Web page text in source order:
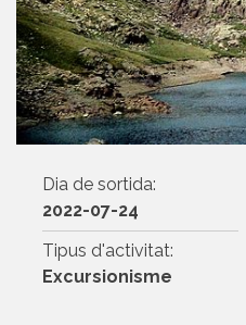
Dia de sortida:
2022-07-24
Tipus d'activitat:
Excursionisme